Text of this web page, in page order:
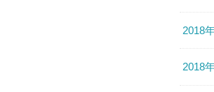
2018
2018